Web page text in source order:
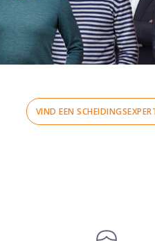
VIND EEN